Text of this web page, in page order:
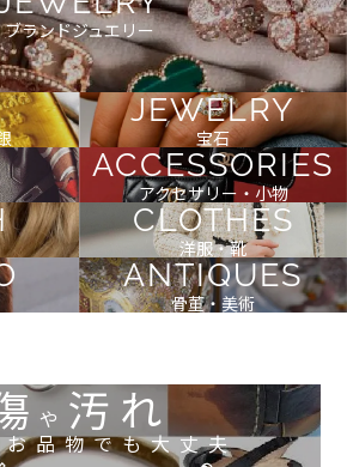
ブランドジュエリー
JEWELRY
宝石
ACCESSORIES
アクセサリー・小物
CLOTHES
洋服・靴
ANTIQUES
骨董・美術
や 汚れ
お品物でも大丈夫